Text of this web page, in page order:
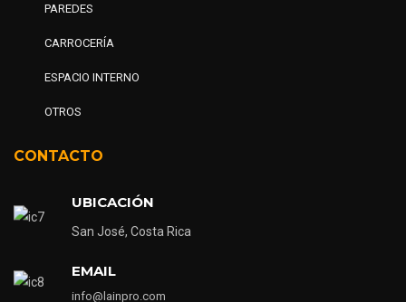
PAREDES
CARROCERÍA
ESPACIO INTERNO
OTROS
CONTACTO
UBICACIÓN
San José, Costa Rica
EMAIL
info@lainpro.com